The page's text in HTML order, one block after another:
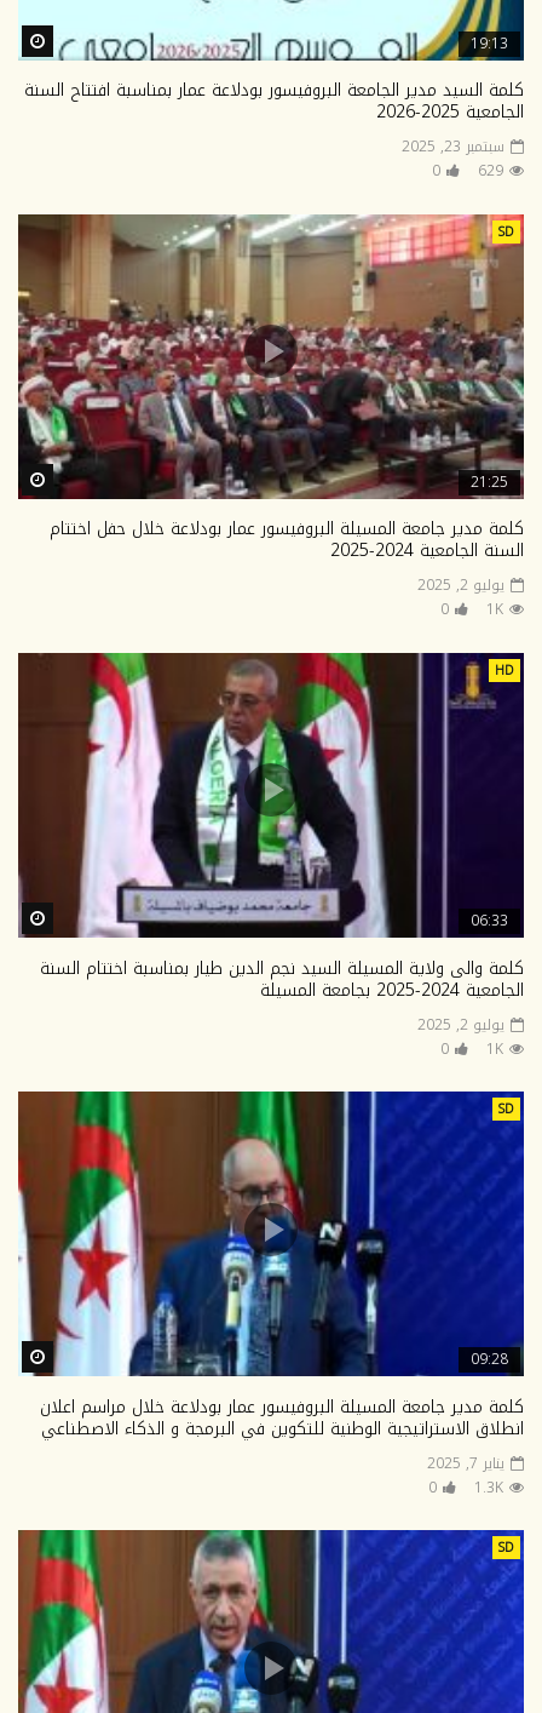
19:13
كلمة السيد مدير الجامعة البروفيسور بودلاعة عمار بمناسبة افتتاح السنة
الجامعية 2025-2026
سبتمبر 23, 2025
629
0
SD
21:25
كلمة مدير جامعة المسيلة البروفيسور عمار بودلاعة خلال حفل اختتام
السنة الجامعية 2024-2025
يوليو 2, 2025
1K
0
HD
06:33
كلمة والى ولاية المسيلة السيد نجم الدين طيار بمناسبة اختتام السنة
الجامعية 2024-2025 بجامعة المسيلة
يوليو 2, 2025
1K
0
SD
09:28
كلمة مدير جامعة المسيلة البروفيسور عمار بودلاعة خلال مراسم اعلان
انطلاق الاستراتيجية الوطنية للتكوين في البرمجة و الذكاء الاصطناعي
يناير 7, 2025
1.3K
0
SD